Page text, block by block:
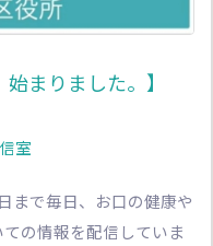
まりました。】
室
まで毎日、お口の健康や
の情報を配信していま